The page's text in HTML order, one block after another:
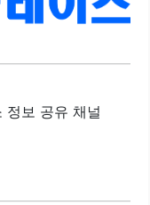
서 부담 없이 즐길 수
받는 맛집으로, 매
공합니다. 최근 오
되어 있으며, 주방
큰이 함덕점은 다
만족을 주는 곳입
정보 공유 채널